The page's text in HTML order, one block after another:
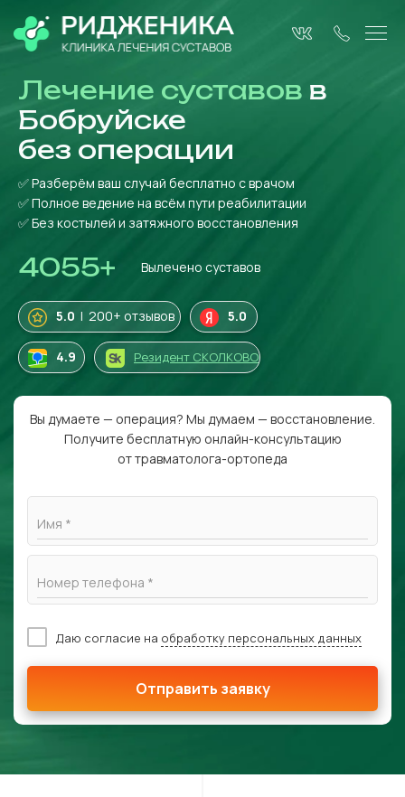
Лечение суставов в
Бобруйске
без операции
✅ Разберём ваш случай бесплатно с врачом
✅ Полное ведение на всём пути реабилитации
✅ Без костылей и затяжного восстановления
4055+ Вылечено суставов
5.0 | 200+ отзывов 5.0
4.9 Резидент СКОЛКОВО
Вы думаете — операция? Мы думаем — восстановление.
Получите бесплатную онлайн-консультацию
от травматолога-ортопеда
Имя *
Номер телефона *
Даю согласие на обработку персональных данных
Отправить заявку